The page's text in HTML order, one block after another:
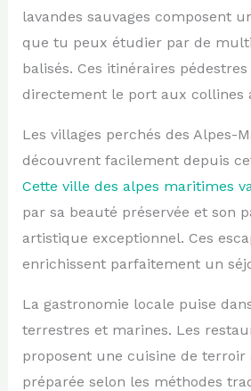
lavandes sauvages composent
que tu peux étudier par de
balisés. Ces itinéraires
directement le port aux collines
Les villages perchés des Alpes-
découvrent facilement depuis
Cette ville des alpes maritimes
par sa beauté préservée et son
artistique exceptionnel. Ces
enrichissent parfaitement un
La gastronomie locale puise
terrestres et marines. Les
proposent une cuisine de terroir
préparée selon les méthodes